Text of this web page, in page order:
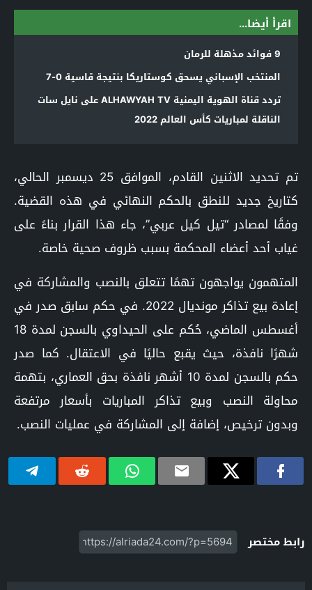
اقرأ أيضا...
9 فوائد مذهلة للرمان
المنتخب الإسباني يسحق كوستاريكا بنتيجة قاسية 0-7
تردد قناة الهوية اليمنية ALHAWYAH TV على نايل سات
الناقلة لمباريات كأس العالم 2022
تم تحديد الاثنين القادم، الموافق 25 ديسمبر الحالي،
كتاريخ جديد للنطق بالحكم النهائي في هذه القضية.
وفقًا لمصادر “تيل كيل عربي”، جاء هذا القرار بناءً على
غياب أحد أعضاء المحكمة بسبب ظروف صحية خاصة.
المتهمون يواجهون تهمًا تتعلق بالنصب والمشاركة في
إعادة بيع تذاكر مونديال 2022. في حكم سابق صدر في
أغسطس الماضي، حُكم على الحيداوي بالسجن لمدة 18
شهرًا نافذة، حيث يقبع حاليًا في الاعتقال. كما صدر
حكم بالسجن لمدة 10 أشهر نافذة بحق العماري، بتهمة
محاولة النصب وبيع تذاكر المباريات بأسعار مرتفعة
وبدون ترخيص، إضافة إلى المشاركة في عمليات النصب.
رابط مختصر